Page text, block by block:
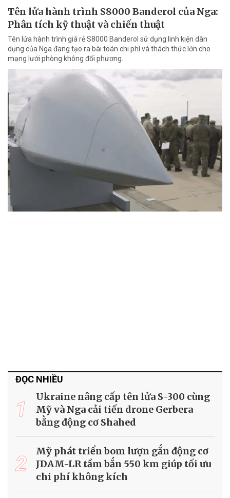
Tên lửa hành trình S8000 Banderol của Nga:
Phân tích kỹ thuật và chiến thuật
Tên lửa hành trình giá rẻ S8000 Banderol sử dụng linh kiện dân
dụng của Nga đang tạo ra bài toán chi phí và thách thức lớn cho
mạng lưới phòng không đối phương.
ĐỌC NHIỀU
1
Ukraine nâng cấp tên lửa S-300 cùng
Mỹ và Nga cải tiến drone Gerbera
bằng động cơ Shahed
2
Mỹ phát triển bom lượn gắn động cơ
JDAM-LR tầm bắn 550 km giúp tối ưu
chi phí không kích